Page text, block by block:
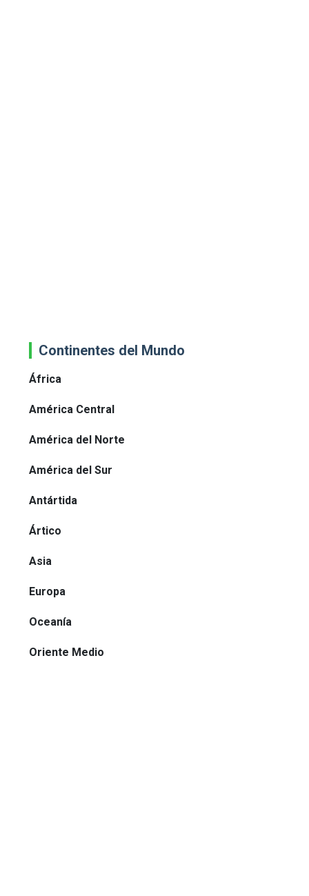
Continentes del Mundo
África
América Central
América del Norte
América del Sur
Antártida
Ártico
Asia
Europa
Oceanía
Oriente Medio